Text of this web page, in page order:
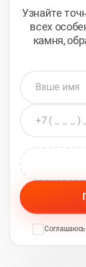
Узнайте
всех
камня,